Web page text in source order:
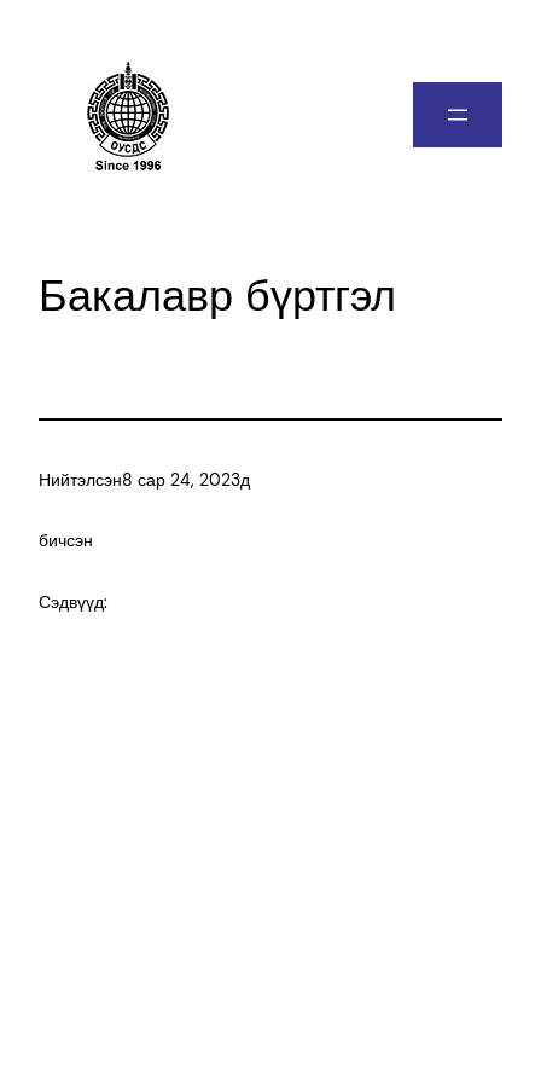
Бакалавр бүртгэл
Нийтэлсэн8 сар 24, 2023д
бичсэн
Сэдвүүд: